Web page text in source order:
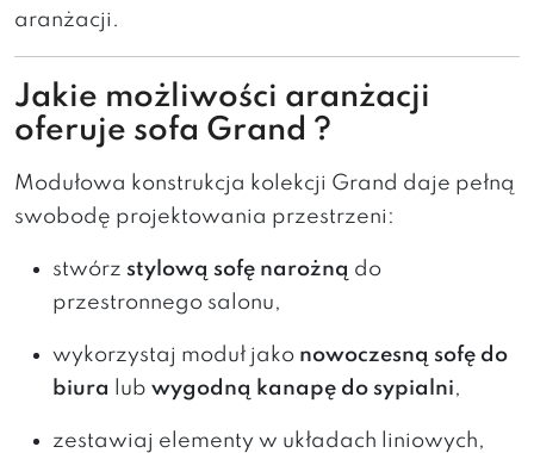
aranżacji.
Jakie możliwości aranżacji
oferuje sofa Grand ?
Modułowa konstrukcja kolekcji Grand daje pełną
swobodę projektowania przestrzeni:
stwórz stylową sofę narożną do
przestronnego salonu,
wykorzystaj moduł jako nowoczesną sofę do
biura
lub wygodną kanapę do sypialni,
zestawiaj elementy w układach
liniowych,